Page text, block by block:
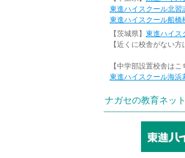
東進ハイスクール北習
東進ハイスクール船橋
【茨城県】 東進ハイス
【近くに校舎がない方
【中学部設置校舎はこ
東進ハイスクール海浜
ナガセの教育ネッ